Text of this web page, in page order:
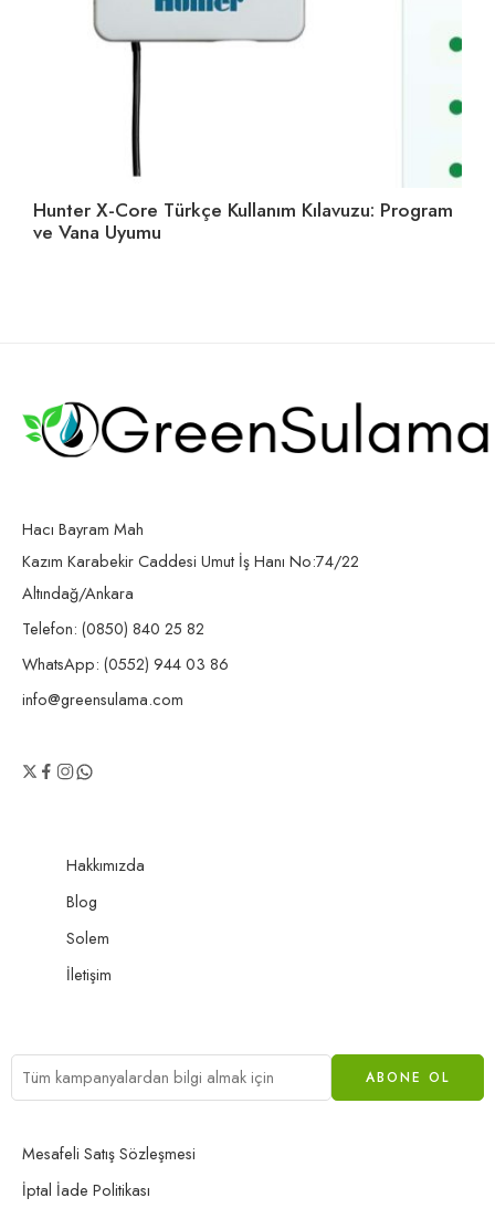
Hunter X-Core Türkçe Kullanım Kılavuzu: Program
ve Vana Uyumu
Hacı Bayram Mah
Kazım Karabekir Caddesi Umut İş Hanı No:74/22
Altındağ/Ankara
Telefon: (0850) 840 25 82
WhatsApp: (0552) 944 03 86
info@greensulama.com
Hakkımızda
Blog
Solem
İletişim
Mesafeli Satış Sözleşmesi
İptal İade Politikası